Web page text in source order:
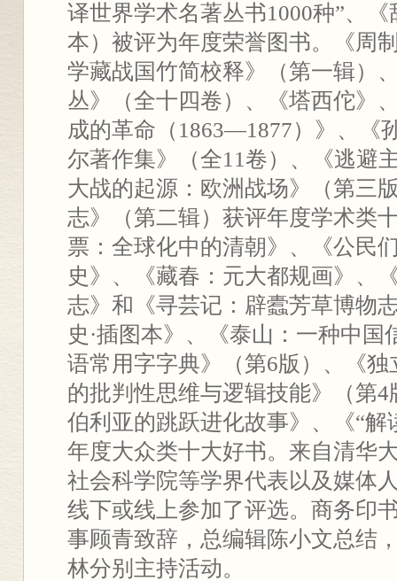
译世界学术名著丛书1000种”、
本）被评为年度荣誉图书。《周
学藏战国竹简校释》（第一辑）
丛》（全十四卷）、《塔西佗》
成的革命（1863—1877）》、《
尔著作集》（全11卷）、《逃避
大战的起源：欧洲战场》（第三
志》（第二辑）获评年度学术类
票：全球化中的清朝》、《公民
史》、《藏春：元大都规画》、
志》和《寻芸记：辟蠹芳草博物
史·插图本》、《泰山：一种中国
语常用字字典》（第6版）、《
的批判性思维与逻辑技能》（第
伯利亚的跳跃进化故事》、《“解
年度大众类十大好书。来自清华
社会科学院等学界代表以及媒体
线下或线上参加了评选。商务印
事顾青致辞，总编辑陈小文总结
林分别主持活动。